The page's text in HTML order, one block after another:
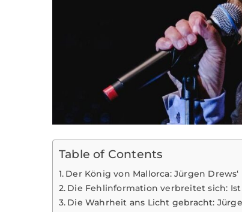
Table of Contents
Der König von Mallorca: Jürgen
Die Fehlinformation verbreitet sich:
Die Wahrheit ans Licht gebracht: